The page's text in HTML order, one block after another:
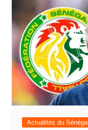
Actualités du Sénégal